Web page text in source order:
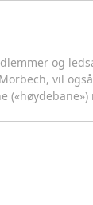
og
vil
(«høydebane»)